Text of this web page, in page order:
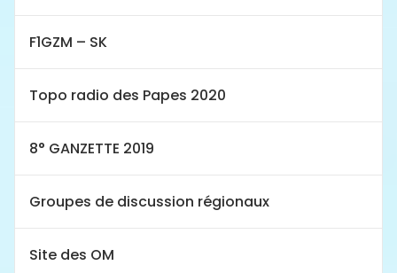
F1GZM – SK
Topo radio des Papes 2020
8° GANZETTE 2019
Groupes de discussion régionaux
Site des OM